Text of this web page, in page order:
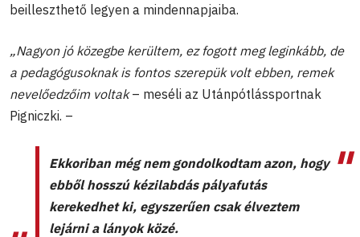
beilleszthető legyen a mindennapjaiba.
„Nagyon jó közegbe kerültem, ez fogott meg leginkább, de
a pedagógusoknak is fontos szerepük volt ebben, remek
nevelőedzőim voltak– meséli az Utánpótlássportnak
Pigniczki. –
Ekkoriban még nem gondolkodtam azon, hogy
ebből hosszú kézilabdás pályafutás
kerekedhet ki, egyszerűen csak élveztem
lejárni a lányok közé.